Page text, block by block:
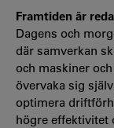
Framtiden är
Dagens och
där samverkan
och maskiner
övervaka sig
optimera
högre effektivitet